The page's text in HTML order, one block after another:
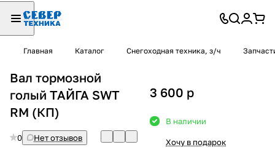
Главная Каталог Снегоходная техника, з/ч
Вал тормозной
голый ТАЙГА SWT
RM (КП)
0 Нет отзывов
3 600 p
В наличии
Хочу в подарок